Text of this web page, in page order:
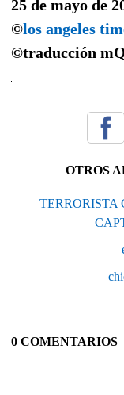
25 de mayo de
©los angeles
©traducción
OTROS
TERRORISTA
0 COMENTARIOS